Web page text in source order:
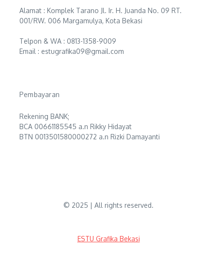
Alamat : Komplek Tarano Jl. Ir. H. Juanda No. 09 RT.
001/RW. 006 Margamulya, Kota Bekasi
Telpon & WA : 0813-1358-9009
Email : estugrafika09@gmail.com
Pembayaran
Rekening BANK;
BCA 00661185545 a.n Rikky Hidayat
BTN 0013501580000272 a.n Rizki Damayanti
© 2025 | All rights reserved.
ESTU Grafika Bekasi